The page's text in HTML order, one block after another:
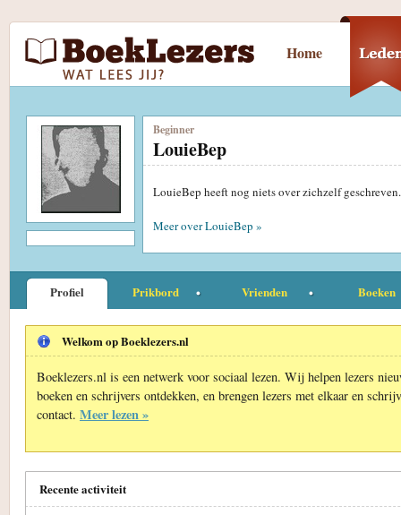
Home
Beginner
LouieBep
LouieBep heeft nog niets over zichzelf
Meer over LouieBep »
Profiel Prikbord Vrienden Boeken
Welkom op Boeklezers.nl
Boeklezers.nl is een netwerk voor sociaal lezen. Wij helpen lezers
boeken en schrijvers ontdekken, en brengen lezers met elkaar en
contact. Meer lezen »
Recente activiteit